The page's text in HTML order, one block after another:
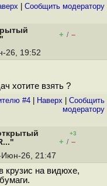
Cообщить модератору
+ / –
26, 19:52
хотите взять ?
#4 Наверх
Cообщить
модератору
+3
+ / –
Июн-26, 21:47
крузис на видюхе,